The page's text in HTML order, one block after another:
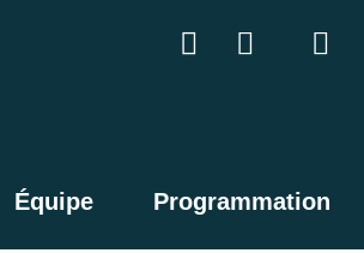
Équipe Programmation